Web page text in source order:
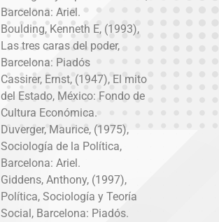
Barcelona: Ariel.
Boulding, Kenneth E, (1993),
Las tres caras del poder,
Barcelona: Piadós
Cassirer, Ernst, (1947), El mito
del Estado, México: Fondo de
Cultura Económica.
Duverger, Maurice, (1975),
Sociología de la Política,
Barcelona: Ariel.
Giddens, Anthony, (1997),
Política, Sociología y Teoría
Social, Barcelona: Piadós.